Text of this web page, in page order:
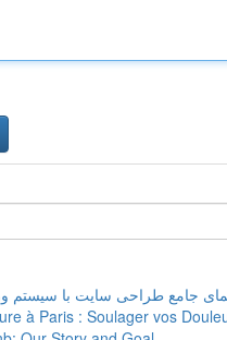
à Paris : Soulager vos